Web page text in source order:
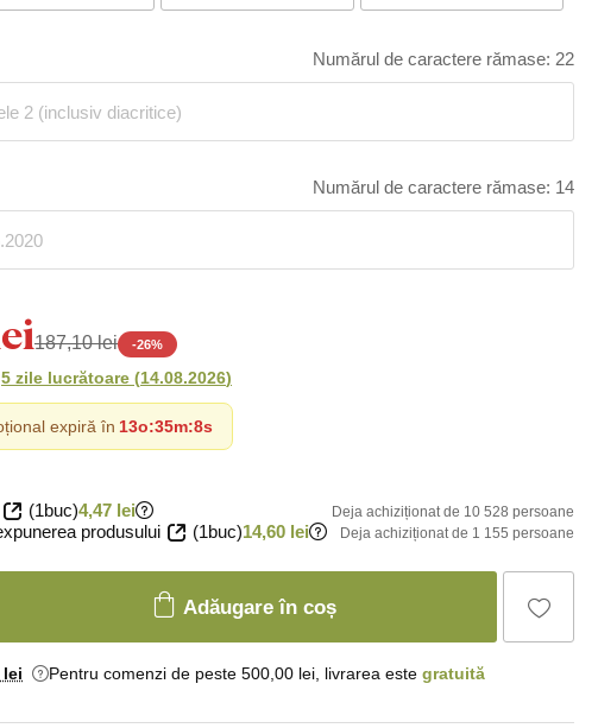
Numărul de caractere rămase: 22
Numărul de caractere rămase: 14
187,10 lei -26%
5 zile lucrătoare (14.08.2026)
expiră în 13o:35m:6s
(1buc)4,47 lei Deja achiziționat de 10 528 persoane
produsului (1buc)14,60 lei Deja achiziționat de 1 155 persoane
Adăugare în coș
lei Pentru comenzi de peste 500,00 lei, livrarea este gratuită